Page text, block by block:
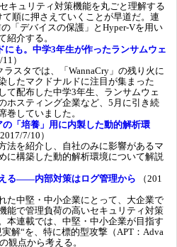
キュリティ対策機能を丸ごと理解する
順に押さえていくことが早道だ。連
「デバイスの保護」とHyper-Vを用い
紹介する。
にも。中学3年生が作ったランサムウェ
）
スタでは、「WannaCry」の残り火に
したマクドナルドに注目が集まった
て配布した中学3年生、ランサムウェ
ホスティング企業など、5月に引き続
巻していました。
「培養」用に内製した動的解析環
2017/7/10）
法を紹介し、自社のみに影響があるマ
に構築した動的解析環境について解説
る――内部対策はログ管理から （201
た中堅・中小企業にとって、大企業で
能で管理負荷の高いセキュリティ対策
本連載では、中堅・中小企業が目指す
解“を、特に標的型攻撃（APT：Adva
観点から考える。